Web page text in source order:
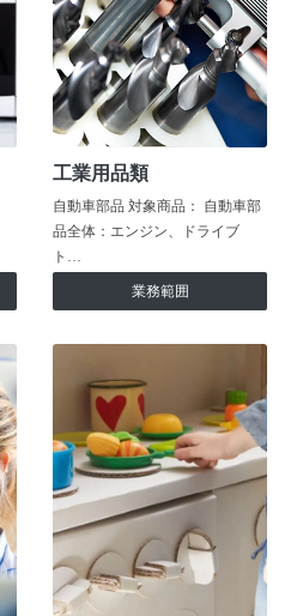
工業用品類
自動車部品 対象商品： 自動車部
品全体：エンジン、ドライブ
ト…
業務範囲